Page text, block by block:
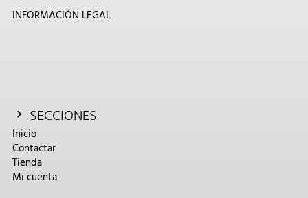
INFORMACIÓN LEGAL
SECCIONES
Inicio
Contactar
Tienda
Mi cuenta